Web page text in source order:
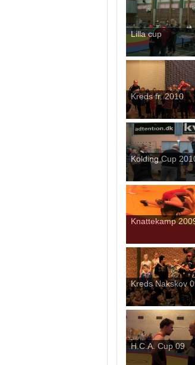
Lilla cup
Kreds fr. 2010
Kolding Cup
Knattekamp
Kreds Nakskov
H.C.A. Cup 09